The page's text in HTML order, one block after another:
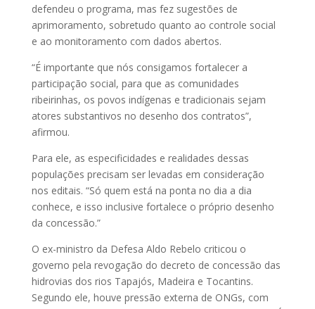
defendeu o programa, mas fez sugestões de
aprimoramento, sobretudo quanto ao controle social
e ao monitoramento com dados abertos.
“É importante que nós consigamos fortalecer a
participação social, para que as comunidades
ribeirinhas, os povos indígenas e tradicionais sejam
atores substantivos no desenho dos contratos”,
afirmou.
Para ele, as especificidades e realidades dessas
populações precisam ser levadas em consideração
nos editais. “Só quem está na ponta no dia a dia
conhece, e isso inclusive fortalece o próprio desenho
da concessão.”
O ex-ministro da Defesa Aldo Rebelo criticou o
governo pela revogação do decreto de concessão das
hidrovias dos rios Tapajós, Madeira e Tocantins.
Segundo ele, houve pressão externa de ONGs, com